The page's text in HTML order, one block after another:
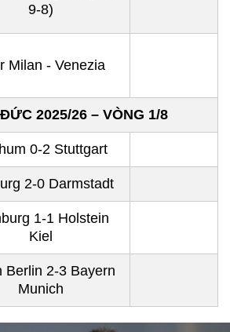
9-8)
Milan - Venezia
2025/26 – VÒNG 1/8
0-2 Stuttgart
2-0 Darmstadt
1-1 Holstein
Kiel
Berlin 2-3 Bayern
Munich